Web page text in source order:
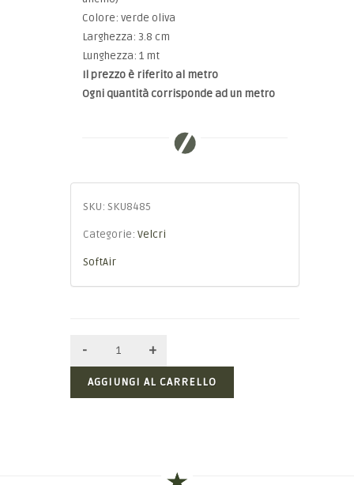
Colore: verde oliva
Larghezza: 3.8 cm
Lunghezza: 1 mt
Il prezzo è riferito al metro
Ogni quantità corrisponde ad un metro
SKU: SKU8485
Categorie: Velcri
SoftAir
AGGIUNGI AL CARRELLO